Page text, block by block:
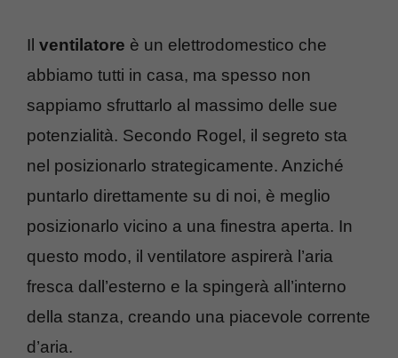
Il ventilatore è un elettrodomestico che
abbiamo tutti in casa, ma spesso non
sappiamo sfruttarlo al massimo delle sue
potenzialità. Secondo Rogel, il segreto sta
nel posizionarlo strategicamente. Anziché
puntarlo direttamente su di noi, è meglio
posizionarlo vicino a una finestra aperta. In
questo modo, il ventilatore aspirerà l’aria
fresca dall’esterno e la spingerà all’interno
della stanza, creando una piacevole corrente
d’aria.